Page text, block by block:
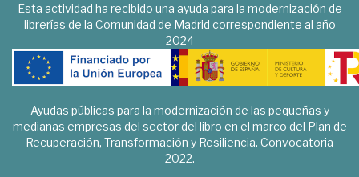
Esta actividad ha recibido una ayuda para la modernización de
librerías de la Comunidad de Madrid correspondiente al año
2024
Ayudas públicas para la modernización de las pequeñas y
medianas empresas del sector del libro en el marco del Plan de
Recuperación, Transformación y Resiliencia. Convocatoria
2022.